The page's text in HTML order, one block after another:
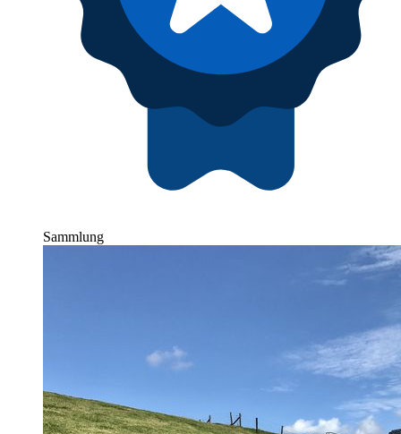
Sammlung